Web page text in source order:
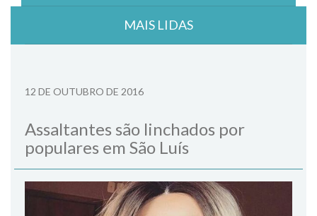
MAIS LIDAS
12 DE OUTUBRO DE 2016
Assaltantes são linchados por
populares em São Luís